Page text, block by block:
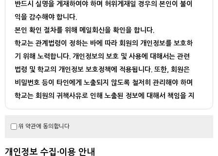
반드시 실명을 게재하여야 하며 허위게재일 경우의 본인이 불이
익을 감수해야 합니다.
본인 확인 절차를 위해 메일회신을 확인을 합니다.
학교는 관계법령이 정하는 바에 따라 회원의 개인정보를 보호하
기 위해 노력합니다. 개인정보의 보호 및 사용에 대해서는 관련
법령 및 학교의 개인정보 보호정책에 적용됩니다. 또한, 회원은
비밀번호 등이 타인에게 노출되지 않도록 철저히 관리해야 하며
학교는 회원의 귀책사유로 인해 노출된 정보에 대해서 책임을 지
지 않습니다.
학교는 다음과 같은 경우에 법이 허용하는 범위 내에서 회원의 개
- 수사기관이나 기타 정부기관으로부터 정보제공을 요청 받은 경우
위 약관에 동의합니다
개인정보 수집·이용 안내